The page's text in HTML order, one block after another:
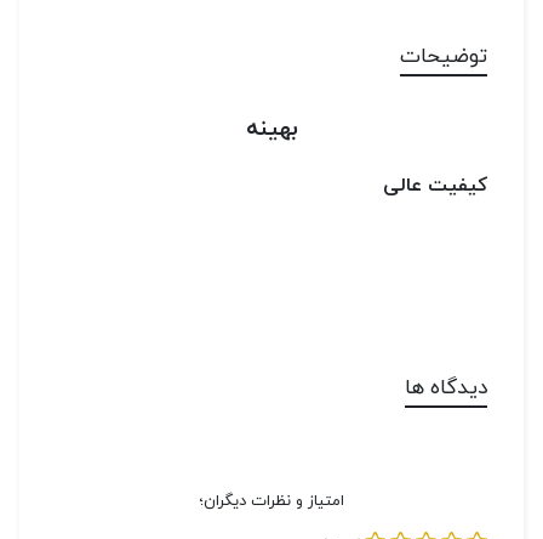
توضیحات
بهینه
کیفیت عالی
دیدگاه ها
امتیاز و نظرات دیگران؛